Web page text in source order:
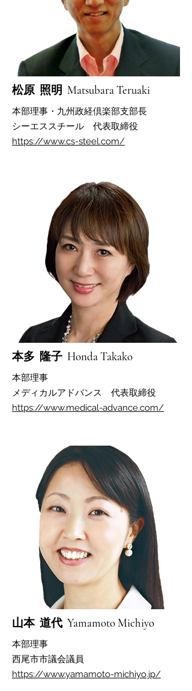
松原 照明 Matsubara Teruaki
本部理事・九州政経倶楽部支部長
​シーエススチール 代表取締役
https://www.cs-steel.com/
​本多 隆子 Honda Takako
​本部理事​
​メディカルアドバンス 代表取締役
https://www.medical-advance.com/
​山本 道代 Yamamoto Michiyo
​本部理事
西尾市市議会議員
https://www.yamamoto-michiyo.jp/